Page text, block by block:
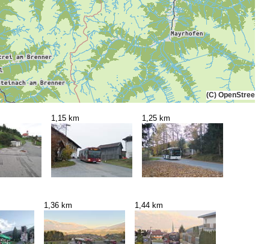
(C)
1,15 km 1,25 km
1,36 km 1,44 km